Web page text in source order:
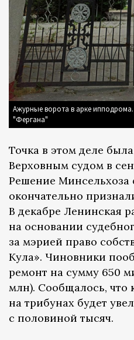
Ажурные ворота в арке
"Фергана"
Точка в этом деле была
Верховным судом в
Решение
окончательно
В декабре Ленинская
на основании
за мэрией право
Кула». Чиновники
ремонт на сумму 650
млн). Сообщалось, что
на трибунах будет
с половиной тысяч.